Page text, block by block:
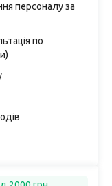
персоналу за
по